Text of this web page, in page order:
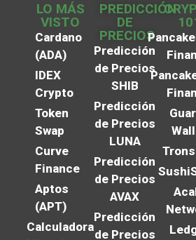
LO MÁS
VISTO
Cardano
(ADA)
IDEX
Crypto
Token
Swap
Curve
Finance
Aptos
(APT)
Calculadora
PREDICCIÓN
DE
PRECIOS
Predicción
de Precios
SHIB
Predicción
de Precios
LUNA
Predicción
de Precios
AVAX
Predicción
de Precios